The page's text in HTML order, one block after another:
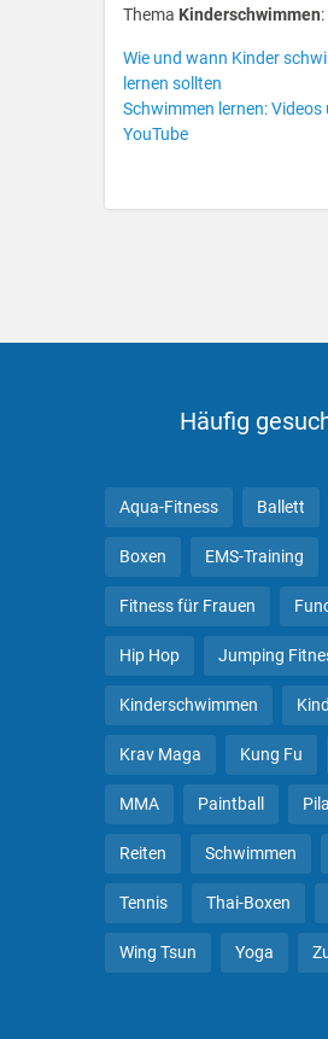
Thema Kinderschwimmen:
Wie und wann Kinder
lernen sollten
Schwimmen lernen: Videos
YouTube
Häufig
Aqua-Fitness Ballett
Boxen EMS-Training
Fitness für Frauen
Hip Hop Jumping
Kinderschwimmen
Krav Maga Kung Fu
MMA Paintball
Reiten Schwimmen
Tennis Thai-Boxen
Wing Tsun Yoga